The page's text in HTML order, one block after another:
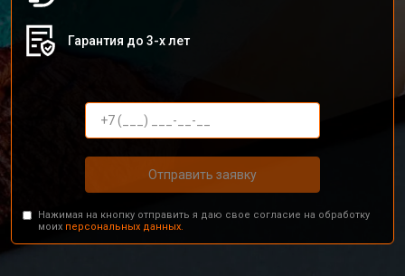
Гарантия до 3-х лет
Отправить заявку
Нажимая на кнопку отправить я даю свое согласие на обработку
моих персональных данных.